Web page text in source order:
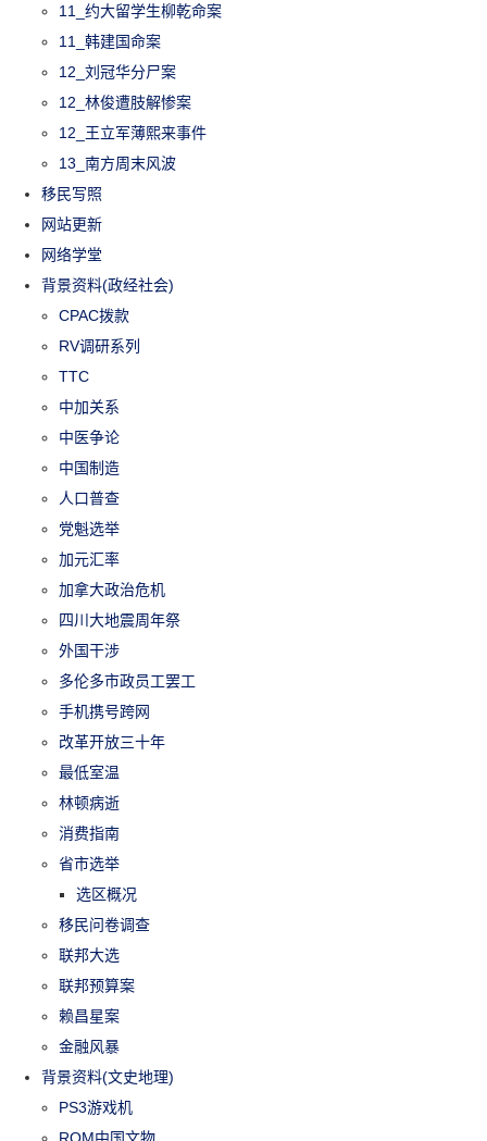
11_约大留学生柳乾命案
11_韩建国命案
12_刘冠华分尸案
12_林俊遭肢解惨案
12_王立军薄熙来事件
13_南方周末风波
移民写照
网站更新
网络学堂
背景资料(政经社会)
CPAC拨款
RV调研系列
TTC
中加关系
中医争论
中国制造
人口普查
党魁选举
加元汇率
加拿大政治危机
四川大地震周年祭
外国干涉
多伦多市政员工罢工
手机携号跨网
改革开放三十年
最低室温
林顿病逝
消费指南
省市选举
选区概况
移民问卷调查
联邦大选
联邦预算案
赖昌星案
金融风暴
背景资料(文史地理)
PS3游戏机